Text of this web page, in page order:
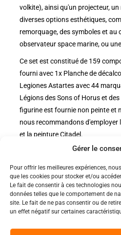
Gérer le
Pour offrir les meilleures expériences,
que les cookies pour stocker et/ou
Le fait de consentir à ces technologies
données telles que le comportement de
site. Le fait de ne pas consentir ou de
un effet négatif sur certaines
volkite), ainsi qu'un projecteur,
diverses options esthétiques,
remorquage, des symboles et au
observateur space marine, ou
Ce set est constitué de 159
fourni avec 1x Planche de
Legiones Astartes avec 44
Légions des Sons of Horus et
figurine est fournie non peinte et
nous recommandons d'employer
et la peinture Citadel.
Nos pages
Nos évènements
Nous contacter
Nos
Code